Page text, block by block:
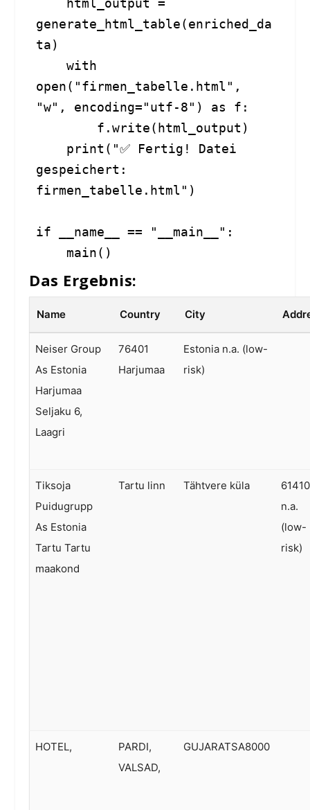
generate_html_table(enriched_da
ta)
    with
open("firmen_tabelle.html",
"w", encoding="utf-8") as f:
gespeichert:
firmen_tabelle.html")
if __name__ == "__main__":
    main()
Das Ergebnis:
Name Country City
Neiser Group
As Estonia
Harjumaa
Seljaku 6,
Laagri
76401
Harjumaa
Estonia n.a. (low-
risk)
Tiksoja
Puidugrupp
As Estonia
Tartu Tartu
maakond
Tartu linn Tähtvere küla
61410
n.a.
(low-
risk)
HOTEL,
PARDI,
VALSAD,
GUJARATSA8000